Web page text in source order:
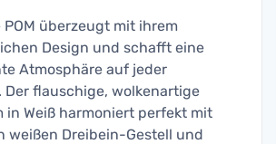
POM überzeugt mit ihrem
Design und schafft eine
Atmosphäre auf jeder
Der flauschige, wolkenartige
in Weiß harmoniert perfekt mit
weißen Dreibein-Gestell und